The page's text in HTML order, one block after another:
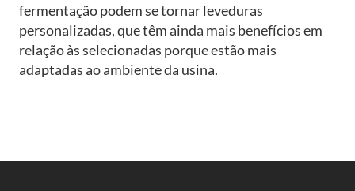
fermentação podem se tornar leveduras
personalizadas, que têm ainda mais benefícios em
relação às selecionadas porque estão mais
adaptadas ao ambiente da usina.